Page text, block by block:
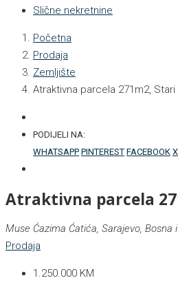
Slične nekretnine
Početna
Prodaja
Zemljište
Atraktivna parcela 271m2, Stari
PODIJELI NA:
WHATSAPP PINTEREST FACEBOOK X
Atraktivna parcela
Muse Ćazima Ćatića, Sarajevo, Bosna
Prodaja
1.250.000 KM